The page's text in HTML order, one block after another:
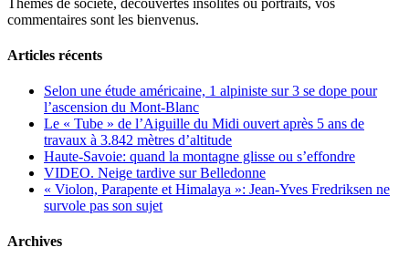
commentaires sont les bienvenus.
Articles récents
Selon une étude américaine, 1 alpiniste sur 3 se dope pour
l’ascension du Mont-Blanc
Le « Tube » de l’Aiguille du Midi ouvert après 5 ans de
travaux à 3.842 mètres d’altitude
Haute-Savoie: quand la montagne glisse ou s’effondre
VIDEO. Neige tardive sur Belledonne
« Violon, Parapente et Himalaya »: Jean-Yves Fredriksen ne
survole pas son sujet
Archives